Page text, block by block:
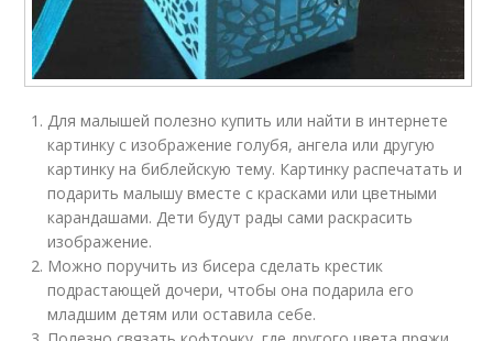
Для малышей полезно купить или найти в интернете
картинку с изображение голубя, ангела или другую
картинку на библейскую тему. Картинку распечатать и
подарить малышу вместе с красками или цветными
карандашами. Дети будут рады сами раскрасить
изображение.
Можно поручить из бисера сделать крестик
подрастающей дочери, чтобы она подарила его
младшим детям или оставила себе.